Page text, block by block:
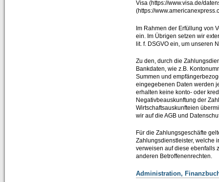
Visa (https://www.visa.de/
(https://
Im Rahmen der Erfüllung von
ein. Im Übrigen setzen wir
lit. f. DSGVO ein, um unseren
Zu den, durch die
Bankdaten, wie z.B.
Summen und
eingegebenen Daten werden
erhalten keine konto- oder
Negativbeauskunftung der
Wirtschaftsauskunfteien
wir auf die AGB und
Für die Zahlungsgeschäfte
Zahlungsdienstleister, welche
verweisen auf diese ebenfalls
anderen Betroffenenrechten.
Administration,